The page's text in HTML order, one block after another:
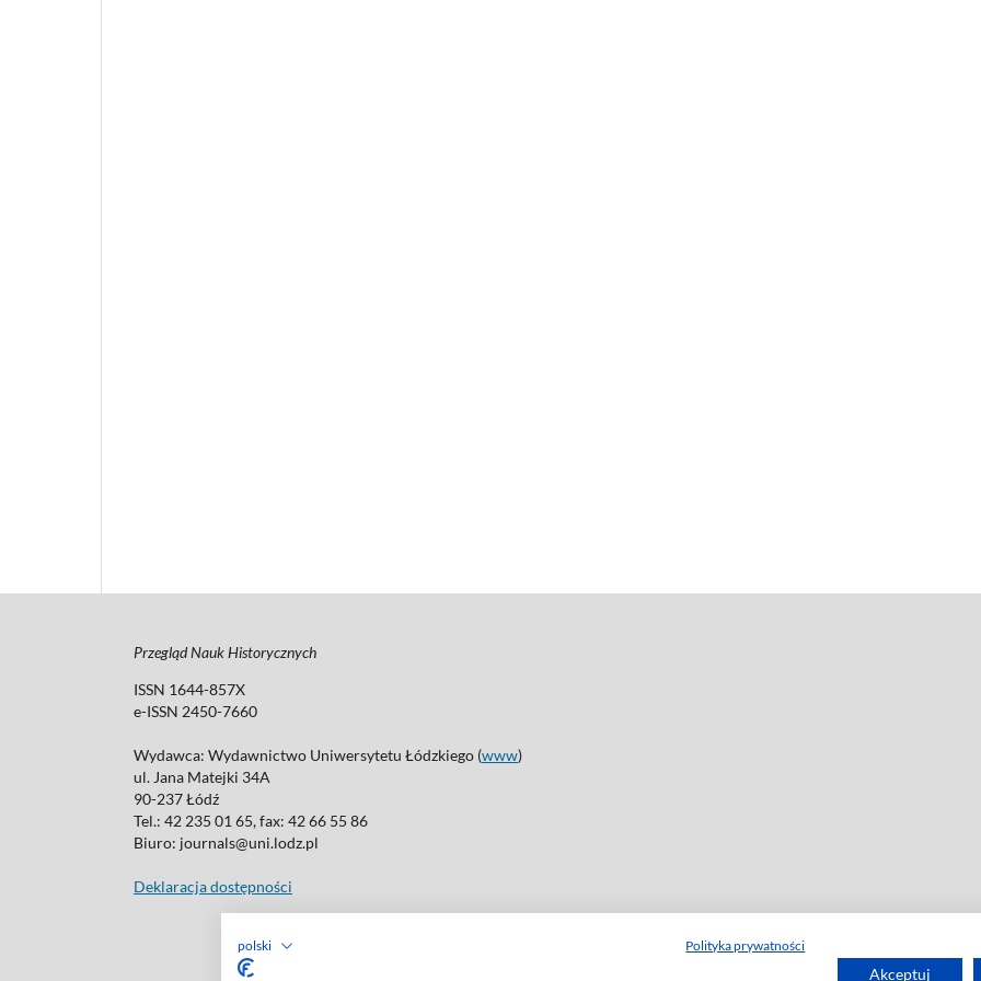
polski Polityka prywatności
Akceptuj
Przegląd Nauk Historycznych
ISSN 1644-857X
e-ISSN 2450-7660
Wydawca: Wydawnictwo Uniwersytetu Łódzkiego (www)
ul. Jana Matejki 34A
90-237 Łódź
Tel.: 42 235 01 65, fax: 42 66 55 86
Biuro: journals@uni.lodz.pl
Deklaracja dostępności